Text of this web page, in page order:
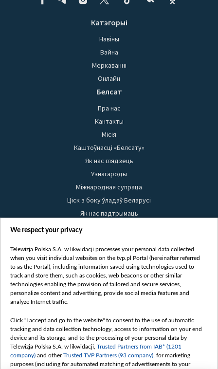
Катэгорыі
Навіны
Вайна
Меркаванні
Онлайн
Белсат
Пра нас
Кантакты
Місія
Каштоўнасці «Белсату»
Як нас глядзець
Узнагароды
Міжнародная супраца
Ціск з боку ўладаў Беларусі
Як нас падтрымаць
Правілы выкарыстання матэрыялаў
Бяспека
Youtube
Белсат news
Белсат Shorts
Жэстачайшы мульт
Belsat English
Biełsat PL
Белсат Now
We respect your privacy
Telewizja Polska S.A. w likwidacji processes your personal data collected
when you visit individual websites on the tvp.pl Portal (hereinafter referred
to as the Portal), including information saved using technologies used to
track and store them, such as cookies, web beacons or other similar
technologies enabling the provision of tailored and secure services,
personalize content and advertising, provide social media features and
analyze Internet traffic.
Click "I accept and go to the website" to consent to the use of automatic
tracking and data collection technology, access to information on your end
device and its storage, and to the processing of your personal data by
Telewizja Polska S.A. w likwidacji, Trusted Partners from IAB* (1201
company) and otherTrusted TVP Partners (93 company) , for marketing
purposes (including for automated matching of advertisements to your